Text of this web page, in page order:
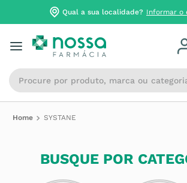
Qual a sua localidade? Informar o
Procure por produto, marca ou
SYSTANE
BUSQUE POR